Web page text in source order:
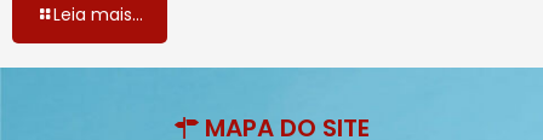
Leia mais...
MAPA DO SITE